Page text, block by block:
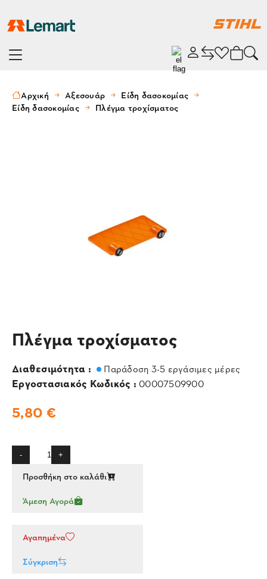
Αρχική Αξεσουάρ
Είδη δασοκομίας
Είδη δασοκομίας
Πλέγμα τροχίσματος
Πλέγμα τροχίσματος
Διαθεσιμότητα : Παράδοση 3-5 εργάσιμες μέρες
Εργοστασιακός Κωδικός : 00007509900
5,80 €
- +
Προσθήκη στο καλάθι
Άμεση Αγορά
Αγαπημένα
Σύγκριση